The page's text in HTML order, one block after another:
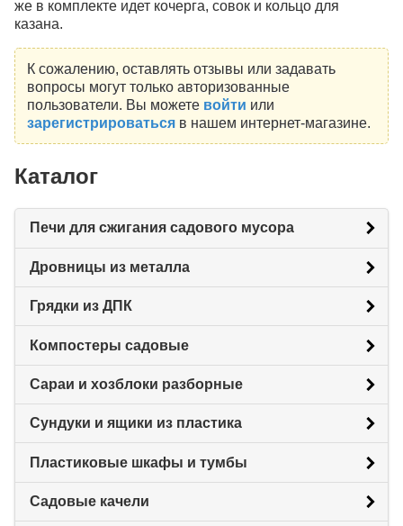
же в комплекте идет кочерга, совок и кольцо для
казана.
К сожалению, оставлять отзывы или задавать
вопросы могут только авторизованные
пользователи. Вы можете войти или
зарегистрироватьсяв нашем интернет-магазине.
Каталог
Печи для сжигания садового мусора
Дровницы из металла
Грядки из ДПК
Компостеры садовые
Сараи и хозблоки разборные
Сундуки и ящики из пластика
Пластиковые шкафы и тумбы
Садовые качели